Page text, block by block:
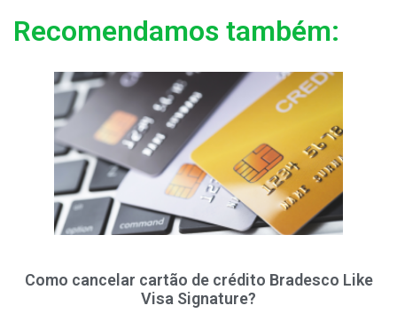
Recomendamos também:
Como cancelar cartão de crédito Bradesco Like
Visa Signature?